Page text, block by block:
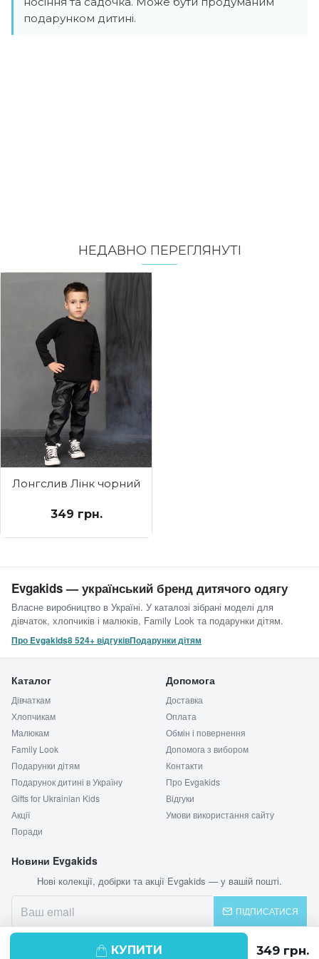
КУПИТИ
подарунком дитині.
НЕДАВНО ПЕРЕГЛЯНУТI
Лонгслив Лінк чорний
349 грн.
Evgakids — український бренд дитячого одягу
Власне виробництво в Україні. У каталозі зібрані моделі для
дівчаток, хлопчиків і малюків, Family Look та подарунки дітям.
Про Evgakids8 524+ відгуківПодарунки дітям
Каталог
Дівчаткам
Хлопчикам
Малюкам
Family Look
Подарунки дітям
Подарунок дитині в Україну
Gifts for Ukrainian Kids
Акції
Поради
Допомога
Доставка
Оплата
Обмін і повернення
Допомога з вибором
Контакти
Про Evgakids
Відгуки
Умови використання сайту
Новини Evgakids
Нові колекції, добірки та акції Evgakids — у вашій пошті.
ПІДПИСАТИСЯ